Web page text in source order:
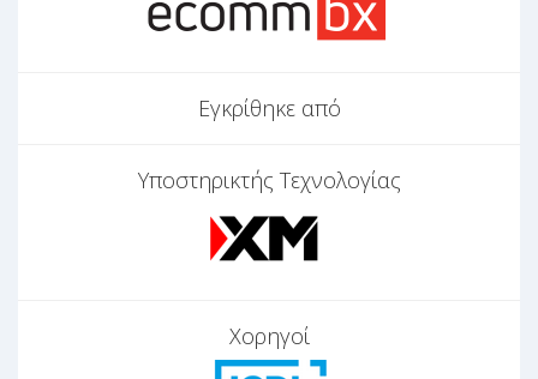
Εγκρίθηκε από
Υποστηρικτής Τεχνολογίας
Χορηγοί